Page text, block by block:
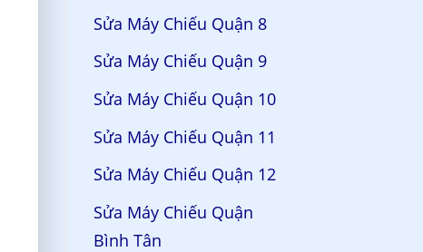
Sửa Máy Chiếu Quận 8
Sửa Máy Chiếu Quận 9
Sửa Máy Chiếu Quận 10
Sửa Máy Chiếu Quận 11
Sửa Máy Chiếu Quận 12
Sửa Máy Chiếu Quận
Bình Tân